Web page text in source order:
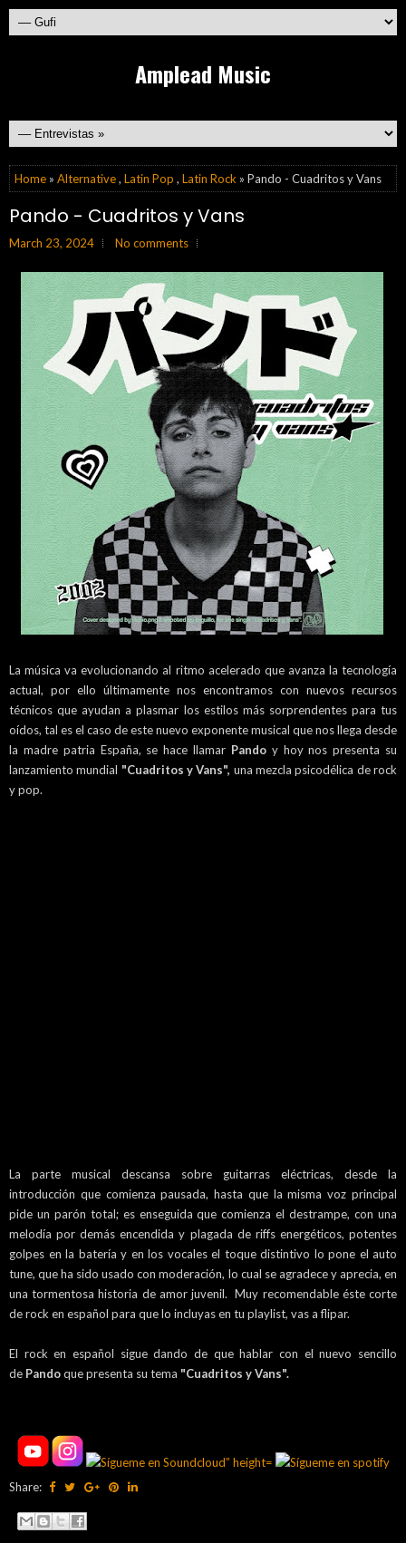
Amplead Music
Home » Alternative, Latin Pop , Latin Rock » Pando - Cuadritos y Vans
Pando - Cuadritos y Vans
March 23, 2024 No comments
La música va evolucionando al ritmo acelerado que avanza la tecnología
actual, por ello últimamente nos encontramos con nuevos recursos
técnicos que ayudan a plasmar los estilos más sorprendentes para tus
oídos, tal es el caso de este nuevo exponente musical que nos llega desde
la madre patria España, se hace llamar Pandoy hoy nos presenta su
lanzamiento mundial "Cuadritos y Vans", una mezcla psicodélica de rock
y pop.
La parte musical descansa sobre guitarras eléctricas, desde la
introducción que comienza pausada, hasta que la misma voz principal
pide un parón total; es enseguida que comienza el destrampe, con una
melodía por demás encendida y plagada de riffs energéticos, potentes
golpes en la batería y en los vocales el toque distintivo lo pone el auto
tune, que ha sido usado con moderación, lo cual se agradece y aprecia, en
una tormentosa historia de amor juvenil. Muy recomendable éste corte
de rock en español para que lo incluyas en tu playlist, vas a flipar.
El rock en español sigue dando de que hablar con el nuevo sencillo
de Pandoque presenta su tema "Cuadritos y Vans".
Share: